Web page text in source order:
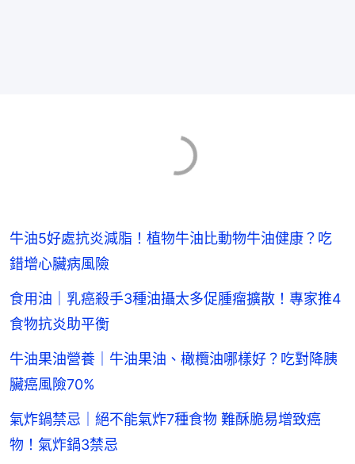
牛油5好處抗炎減脂！植物牛油比動物牛油健康？吃
錯增心臟病風險
食用油｜乳癌殺手3種油攝太多促腫瘤擴散！專家推4
食物抗炎助平衡
牛油果油營養｜牛油果油、橄欖油哪樣好？吃對降胰
臟癌風險70%
氣炸鍋禁忌｜絕不能氣炸7種食物 難酥脆易增致癌
物！氣炸鍋3禁忌